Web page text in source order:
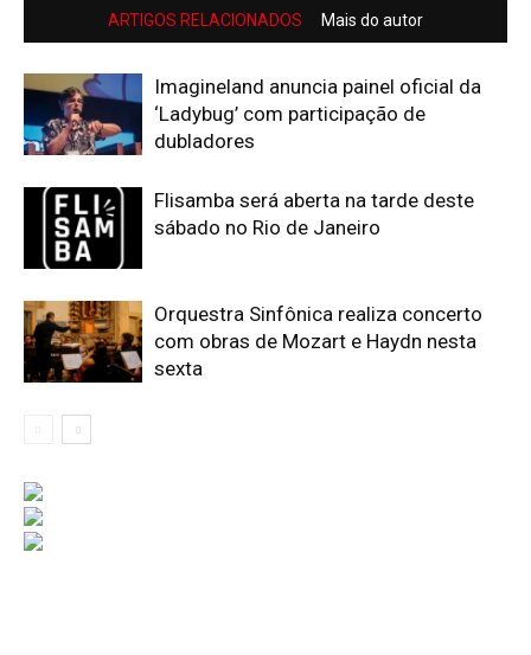
ARTIGOS RELACIONADOS Mais do autor
Imagineland anuncia painel oficial da
‘Ladybug’ com participação de
dubladores
Flisamba será aberta na tarde deste
sábado no Rio de Janeiro
Orquestra Sinfônica realiza concerto
com obras de Mozart e Haydn nesta
sexta